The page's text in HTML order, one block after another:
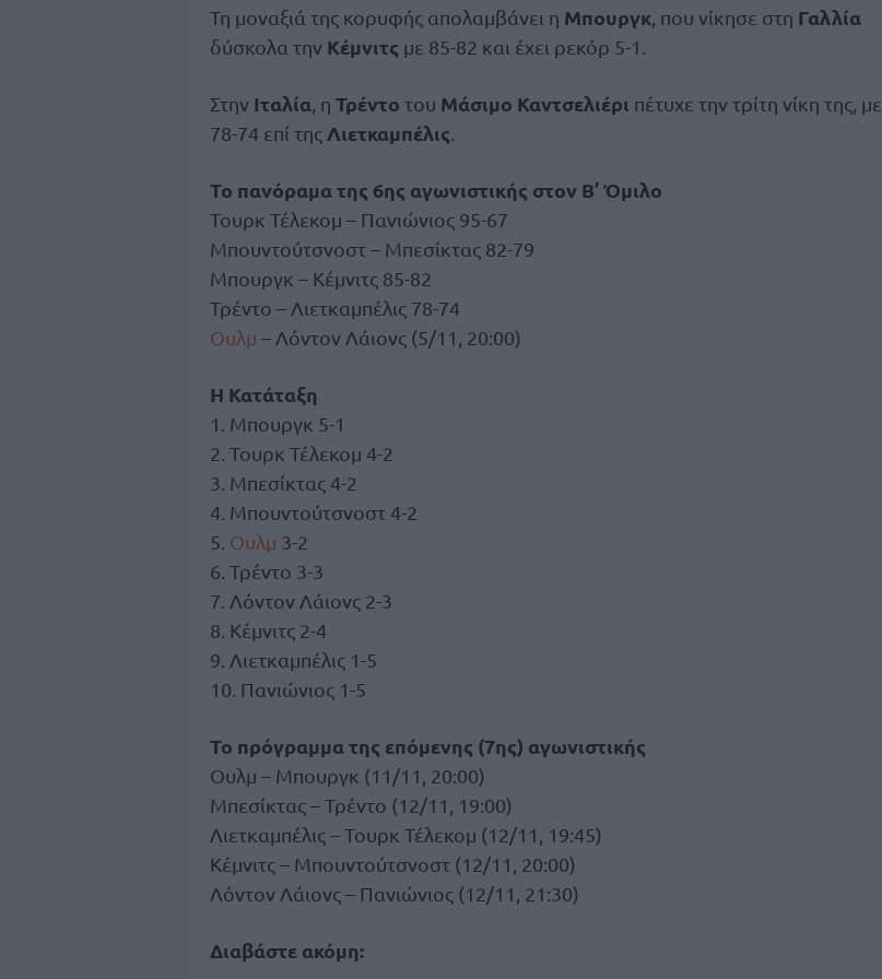
Τη μοναξιά της κορυφής απολαμβάνει η Μπουργκ , που νίκησε στη Γαλλία
δύσκολα την Κέμνιτς με 85-82 και έχει ρεκόρ 5-1.
Στην Ιταλία , η Τρέντο του Μάσιμο Καντσελιέρι πέτυχε την τρίτη νίκη της, με
78-74 επί της Λιετκαμπέλις
Το πανόραμα της 6ης αγωνιστικής στον Β’ Όμιλο
Τουρκ Τέλεκομ – Πανιώνιος 95-67
Μπουντούτσνοστ – Μπεσίκτας 82-79
Μπουργκ – Κέμνιτς 85-82
Τρέντο – Λιετκαμπέλις 78-74
Ουλμ – Λόντον Λάιονς (5/11, 20:00)
Η Κατάταξη
1. Μπουργκ 5-1
2. Τουρκ Τέλεκομ 4-2
3. Μπεσίκτας 4-2
4. Μπουντούτσνοστ 4-2
5. Ουλμ 3-2
6. Τρέντο 3-3
7. Λόντον Λάιονς 2-3
8. Κέμνιτς 2-4
9. Λιετκαμπέλις 1-5
10. Πανιώνιος 1-5
Το πρόγραμμα της επόμενης (7ης) αγωνιστικής
Ουλμ – Μπουργκ (11/11, 20:00)
Μπεσίκτας – Τρέντο (12/11, 19:00)
Λιετκαμπέλις – Τουρκ Τέλεκομ (12/11, 19:45)
Κέμνιτς – Μπουντούτσνοστ (12/11, 20:00)
Λόντον Λάιονς – Πανιώνιος (12/11, 21:30)
Διαβάστε ακόμη: